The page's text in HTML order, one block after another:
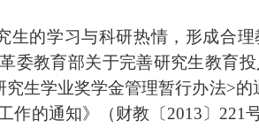
生的学习与科研热情，形成合
委教育部关于完善研究生教育
究生学业奖学金管理暂行办法>的
作的通知》（财教〔2013〕 221